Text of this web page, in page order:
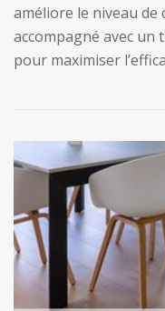
améliore le niveau de
accompagné avec
pour maximiser